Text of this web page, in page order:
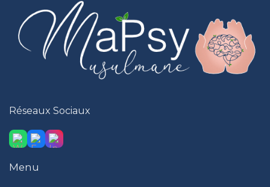
Réseaux Sociaux
Menu